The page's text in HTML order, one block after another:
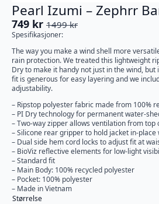
Pearl Izumi – Zephrr
1499kr
Opprinnelig
pris
var:
1499 kr.
749 kr
Nåværende
pris
er:
749 kr.
Spesifikasjoner:
The way you make a wind shell more
rain protection. We treated this lightweight
Dry to make it handy not just in the wind, but
fit is generous for easy layering and we
adjustability.
– Ripstop polyester fabric made from 100%
– PI Dry technology for permanent water-
– Two-way zipper allows ventilation from top
– Silicone rear gripper to hold jacket in-
– Dual side hem cord locks to adjust fit at
– BioViz reflective elements for low-light
– Standard fit
– Main Body: 100% recycled polyester
– Pocket: 100% polyester
– Made in Vietnam
Størrelse